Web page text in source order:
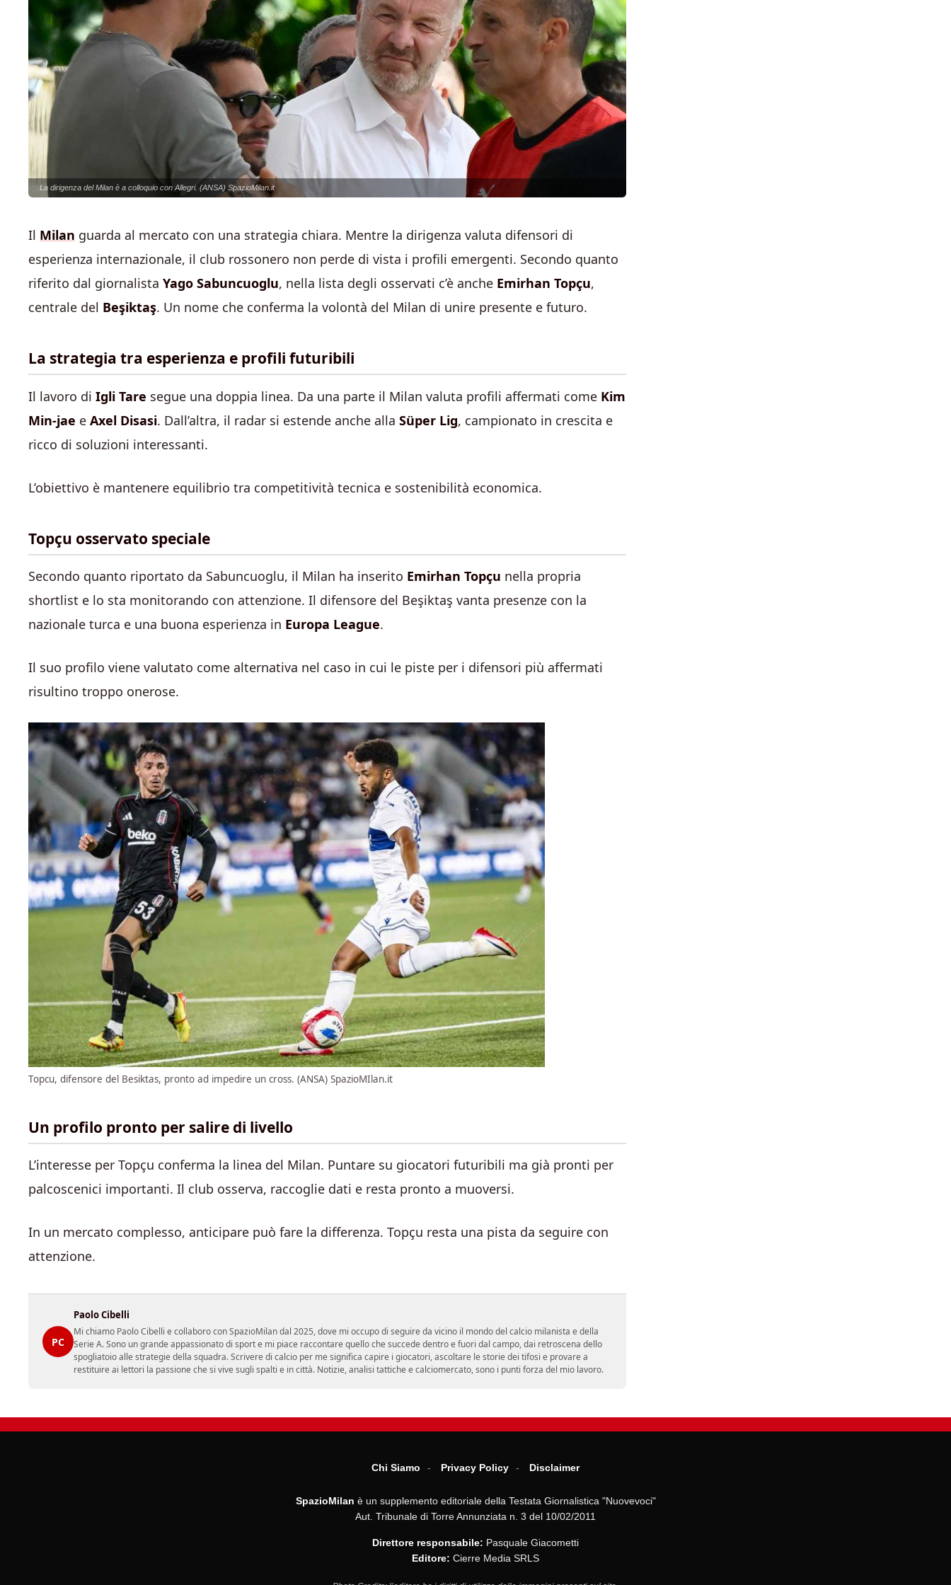
La dirigenza del Milan è a colloquio con Allegri. (ANSA) SpazioMilan.it
Il Milan guarda al mercato con una strategia chiara. Mentre la dirigenza valuta difensori di
esperienza internazionale, il club rossonero non perde di vista i profili emergenti. Secondo quanto
riferito dal giornalista Yago Sabuncuoglu, nella lista degli osservati c’è anche Emirhan Topçu,
centrale del Beşiktaş. Un nome che conferma la volontà del Milan di unire presente e futuro.
La strategia tra esperienza e profili futuribili
Il lavoro di Igli Tare segue una doppia linea. Da una parte il Milan valuta profili affermati come Kim
Min-jae e Axel Disasi. Dall’altra, il radar si estende anche alla Süper Lig, campionato in crescita e
ricco di soluzioni interessanti.
L’obiettivo è mantenere equilibrio tra competitività tecnica e sostenibilità economica.
Topçu osservato speciale
Secondo quanto riportato da Sabuncuoglu, il Milan ha inserito Emirhan Topçu nella propria
shortlist e lo sta monitorando con attenzione. Il difensore del Beşiktaş vanta presenze con la
nazionale turca e una buona esperienza in Europa League.
Il suo profilo viene valutato come alternativa nel caso in cui le piste per i difensori più affermati
risultino troppo onerose.
Topcu, difensore del Besiktas, pronto ad impedire un cross. (ANSA) SpazioMIlan.it
Un profilo pronto per salire di livello
L’interesse per Topçu conferma la linea del Milan. Puntare su giocatori futuribili ma già pronti per
palcoscenici importanti. Il club osserva, raccoglie dati e resta pronto a muoversi.
In un mercato complesso, anticipare può fare la differenza. Topçu resta una pista da seguire con
attenzione.
PC
Paolo Cibelli
Mi chiamo Paolo Cibelli e collaboro con SpazioMilan dal 2025, dove mi occupo di seguire da vicino il mondo del calcio milanista e della
Serie A. Sono un grande appassionato di sport e mi piace raccontare quello che succede dentro e fuori dal campo, dai retroscena dello
spogliatoio alle strategie della squadra. Scrivere di calcio per me significa capire i giocatori, ascoltare le storie dei tifosi e provare a
restituire ai lettori la passione che si vive sugli spalti e in città. Notizie, analisi tattiche e calciomercato, sono i punti forza del mio lavoro.
Chi Siamo Privacy Policy Disclaimer
SpazioMilan è un supplemento editoriale della Testata Giornalistica "Nuovevoci"
Aut. Tribunale di Torre Annunziata n. 3 del 10/02/2011
Direttore responsabile: Pasquale Giacometti
Editore: Cierre Media SRLS